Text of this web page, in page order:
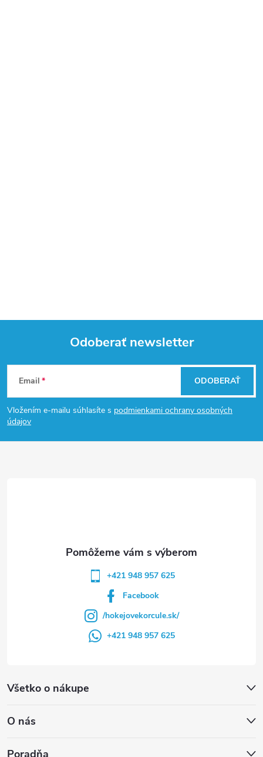
Z
á
p
Odoberať newsletter
Email
Vložením e-mailu súhlasíte s podmienkami ochrany osobných
údajov
ODOBERAŤ
Všetko o nákupe
O nás
+421 948 957 625
Facebook
/hokejovekorcule.sk/
+421 948 957 625